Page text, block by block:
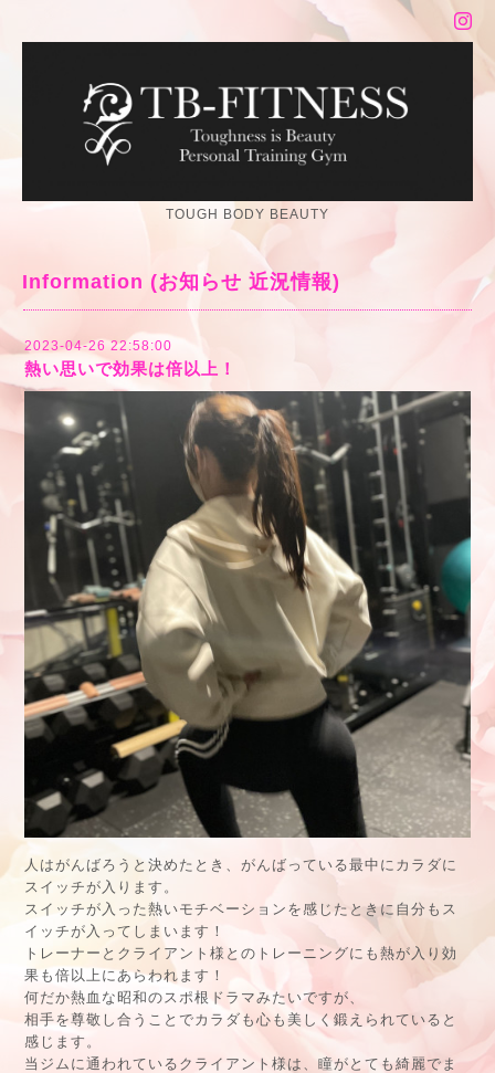
TOUGH BODY BEAUTY
Information (お知らせ 近況情報)
2023-04-26 22:58:00
熱い思いで効果は倍以上！
人はがんばろうと決めたとき、がんばっている最中にカラダに
スイッチが入ります。
スイッチが入った熱いモチベーションを感じたときに自分もス
イッチが入ってしまいます！
トレーナーとクライアント様とのトレーニングにも熱が入り効
果も倍以上にあらわれます！
何だか熱血な昭和のスポ根ドラマみたいですが、
相手を尊敬し合うことでカラダも心も美しく鍛えられていると
感じます。
当ジムに通われているクライアント様は、瞳がとても綺麗でま